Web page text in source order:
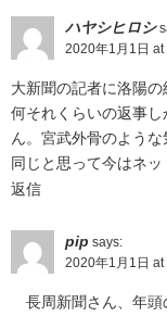
ハヤシヒロシ
2020年1月1日 at
大新聞の記者に洛陽
何それくらいの返事
ん。宮武外骨のよう
同じと思って今はネ
返信
pip says:
2020年1月1日 at
長周新聞さん、年頭